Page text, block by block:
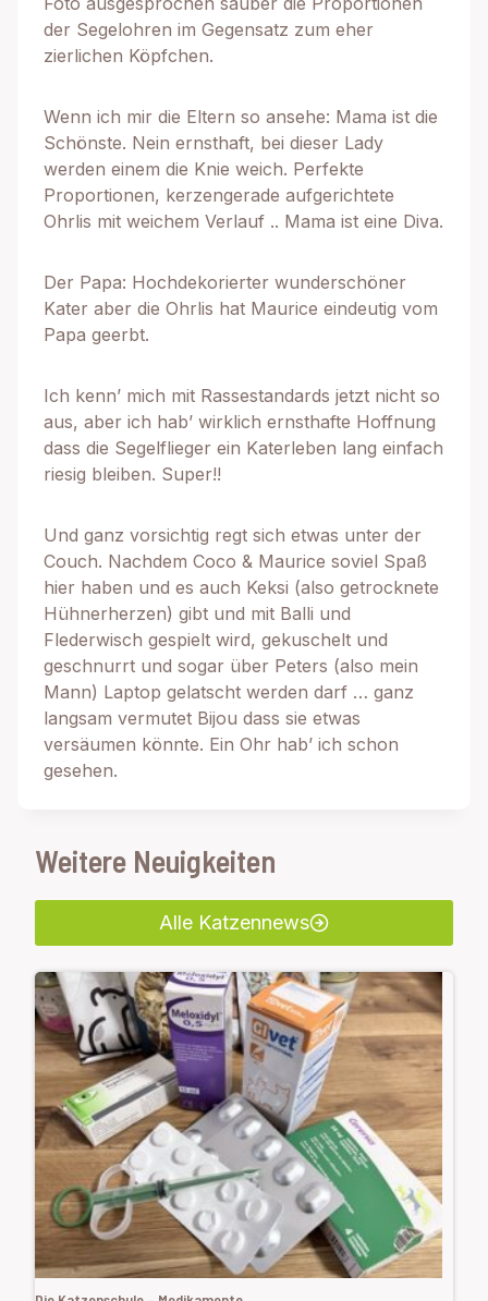
der Segelohren im Gegensatz zum eher
zierlichen Köpfchen.
Wenn ich mir die Eltern so ansehe: Mama ist die
Schönste. Nein ernsthaft, bei dieser Lady
werden einem die Knie weich. Perfekte
Proportionen, kerzengerade aufgerichtete
Ohrlis mit weichem Verlauf .. Mama ist eine Diva.
Der Papa: Hochdekorierter wunderschöner
Kater aber die Ohrlis hat Maurice eindeutig vom
Papa geerbt.
Ich kenn’ mich mit Rassestandards jetzt nicht so
aus, aber ich hab’ wirklich ernsthafte Hoffnung
dass die Segelflieger ein Katerleben lang einfach
riesig bleiben. Super!!
Und ganz vorsichtig regt sich etwas unter der
Couch. Nachdem Coco & Maurice soviel Spaß
hier haben und es auch Keksi (also getrocknete
Hühnerherzen) gibt und mit Balli und
Flederwisch gespielt wird, gekuschelt und
geschnurrt und sogar über Peters (also mein
Mann) Laptop gelatscht werden darf … ganz
langsam vermutet Bijou dass sie etwas
versäumen könnte. Ein Ohr hab’ ich schon
gesehen.
Weitere Neuigkeiten
Alle Katzennews